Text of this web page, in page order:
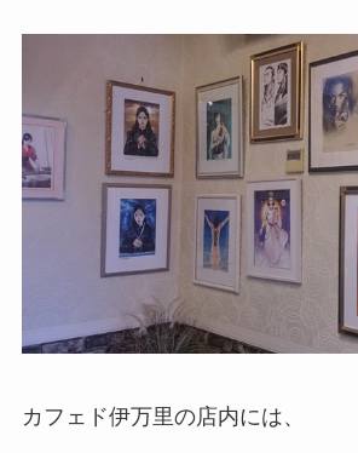
カフェド伊万里の店内には、